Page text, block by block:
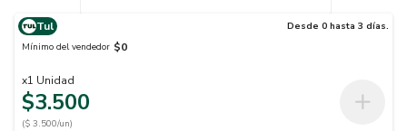
Tul
Desde 0 hasta 3 días.
Mínimo del vendedor $0
x1 Unidad
$3.500
($ 3.500/un)